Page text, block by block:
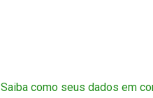
Saiba como seus dados em